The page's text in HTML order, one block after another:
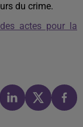
du crime.
actes pour la